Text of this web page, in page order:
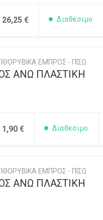
26,25 € Διαθέσιμο
ΕΜΠΡΟΣ - ΠΙΣΩ
ΑΝΩ ΠΛΑΣΤΙΚΗ
1,90 € Διαθέσιμο
ΕΜΠΡΟΣ - ΠΙΣΩ
ΑΝΩ ΠΛΑΣΤΙΚΗ